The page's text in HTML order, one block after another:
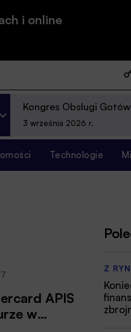
i online
Kongres Obsługi
3 września 2026 r.
Technologie
APIS
w
Z